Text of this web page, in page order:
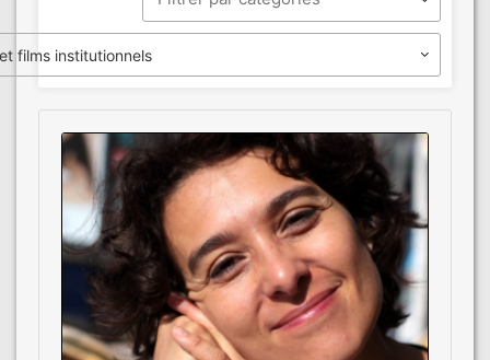
films institutionnels